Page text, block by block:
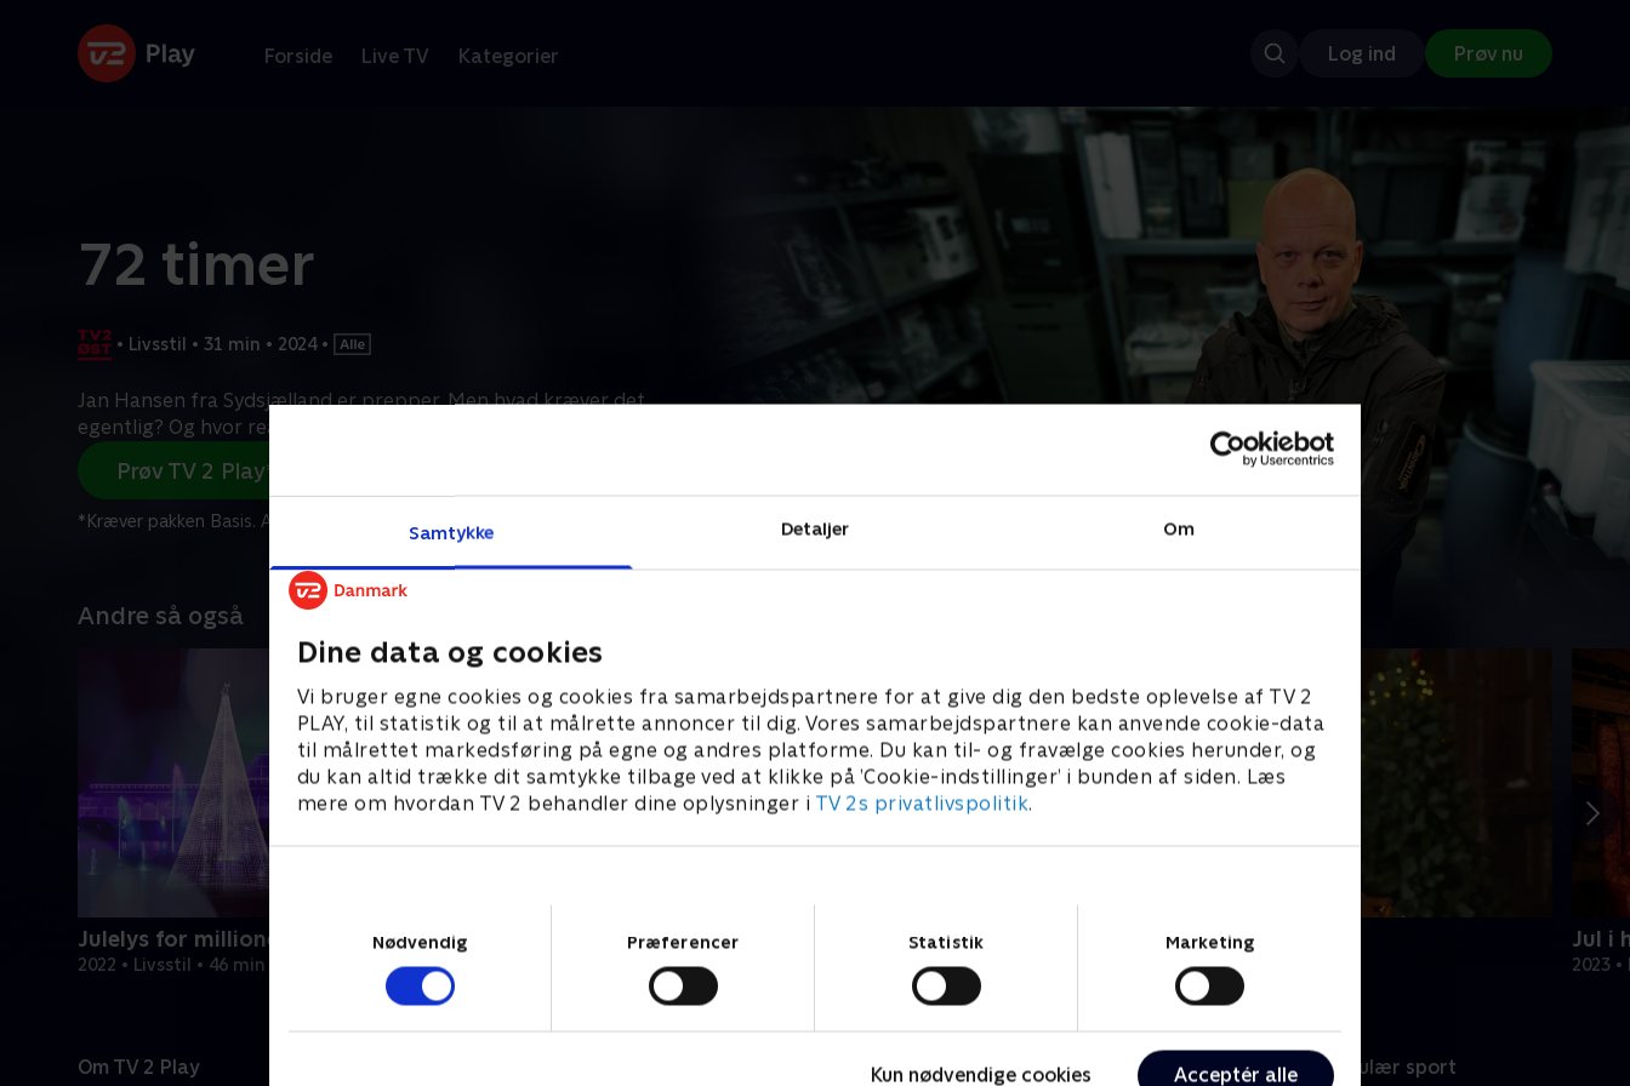
Samtykke Detaljer Om
Dine data og cookies
Vi bruger egne cookies og cookies fra samarbejdspartnere for at give dig den bedste oplevelse af TV 2
PLAY, til statistik og til at målrette annoncer til dig. Vores samarbejdspartnere kan anvende cookie-data
til målrettet markedsføring på egne og andres platforme. Du kan til- og fravælge cookies herunder, og
du kan altid trække dit samtykke tilbage ved at klikke på ’Cookie-indstillinger’ i bunden af siden. Læs
mere om hvordan TV 2 behandler dine oplysninger i TV 2s privatlivspolitik.
Nødvendig
Præferencer Statistik Marketing
Kun nødvendige cookies Acceptér alle
Forside Live TV Kategorier Log ind Prøv nu
72 timer
• Livsstil • 31 min • 2024 •
Jan Hansen fra Sydsjælland er prepper. Men hvad kræver det
egentlig? Og hvor realistisk er det, at krigen venter
Prøv TV 2 Play*
*Kræver pakken Basis. Administrer dit abonnement på Mit TV 2.
Andre så også
Julelys for millioner
2022 • Livsstil • 46 min
Fantasifulde rum - i is og sne
Livsstil • 3 sæsoner
Jul på slottet - Warwick
2020 • Livsstil • 46 min
Jul i
2023
Om TV 2 Play Populært Sport Populær sport